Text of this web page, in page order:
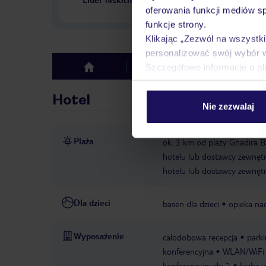
oferowania funkcji mediów
funkcje strony.
Klikając „Zezwól na
personalizować swój wybór
Szczegółowe informacje o
Nie zezwalaj
w Polsce
top Hotel Opinie
Hotel
Plaża ok. 3 km od plaży Ghadira
hotelu lub dostawcy
hotelu lub dostawcy
Dla dzieci basen dla dzieci opieka
Wyposażenie całodobowa recepcja
konferencyjna
WLAN/